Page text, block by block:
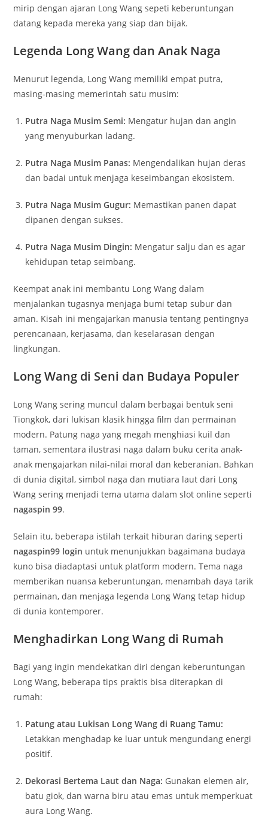
mirip dengan ajaran Long Wang sepeti keberuntungan
datang kepada mereka yang siap dan bijak.
Legenda Long Wang dan Anak Naga
Menurut legenda, Long Wang memiliki empat putra,
masing-masing memerintah satu musim:
Putra Naga Musim Semi: Mengatur hujan dan angin
yang menyuburkan ladang.
Putra Naga Musim Panas: Mengendalikan hujan deras
dan badai untuk menjaga keseimbangan ekosistem.
Putra Naga Musim Gugur: Memastikan panen dapat
dipanen dengan sukses.
Putra Naga Musim Dingin: Mengatur salju dan es agar
kehidupan tetap seimbang.
Keempat anak ini membantu Long Wang dalam
menjalankan tugasnya menjaga bumi tetap subur dan
aman. Kisah ini mengajarkan manusia tentang pentingnya
perencanaan, kerjasama, dan keselarasan dengan
lingkungan.
Long Wang di Seni dan Budaya Populer
Long Wang sering muncul dalam berbagai bentuk seni
Tiongkok, dari lukisan klasik hingga film dan permainan
modern. Patung naga yang megah menghiasi kuil dan
taman, sementara ilustrasi naga dalam buku cerita anak-
anak mengajarkan nilai-nilai moral dan keberanian. Bahkan
di dunia digital, simbol naga dan mutiara laut dari Long
Wang sering menjadi tema utama dalam slot online seperti
nagaspin 99.
Selain itu, beberapa istilah terkait hiburan daring seperti
nagaspin99 login untuk menunjukkan bagaimana budaya
kuno bisa diadaptasi untuk platform modern. Tema naga
memberikan nuansa keberuntungan, menambah daya tarik
permainan, dan menjaga legenda Long Wang tetap hidup
di dunia kontemporer.
Menghadirkan Long Wang di Rumah
Bagi yang ingin mendekatkan diri dengan keberuntungan
Long Wang, beberapa tips praktis bisa diterapkan di
rumah:
Patung atau Lukisan Long Wang di Ruang Tamu:
Letakkan menghadap ke luar untuk mengundang energi
positif.
Dekorasi Bertema Laut dan Naga: Gunakan elemen air,
batu giok, dan warna biru atau emas untuk memperkuat
aura Long Wang.